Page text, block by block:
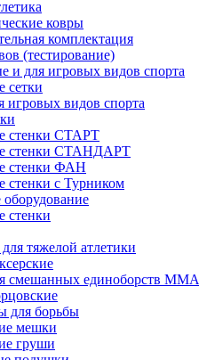
ковры
комплектация
(тестирование)
и для игровых видов спорта
сетки
игровых видов спорта
стенки СТАРТ
стенки СТАНДАРТ
стенки ФАН
стенки с Турником
стенки
тяжелой атлетики
смешанных единоборств ММА
для борьбы
мешки
груши